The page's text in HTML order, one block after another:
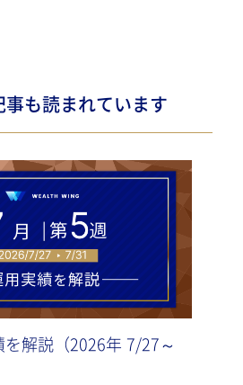
事も読まれています
を解説（2026年 7/27～